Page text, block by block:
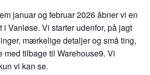
januar og februar 2026 åbner vi en
i Vanløse. Vi starter udenfor, på jagt
mærkelige detaljer og små ting,
med tilbage til Warehouse9. Vi
vi kan se.